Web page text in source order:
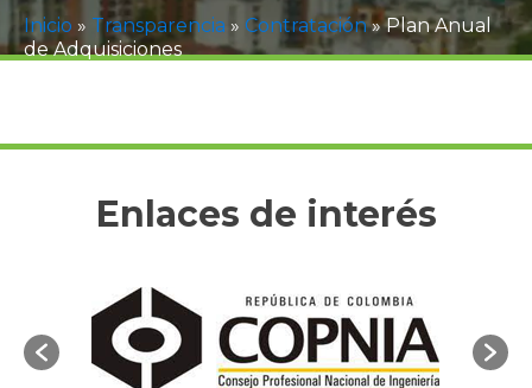
Inicio » Transparencia » Contratación»Plan Anual
de Adquisiciones
Enlaces de interés